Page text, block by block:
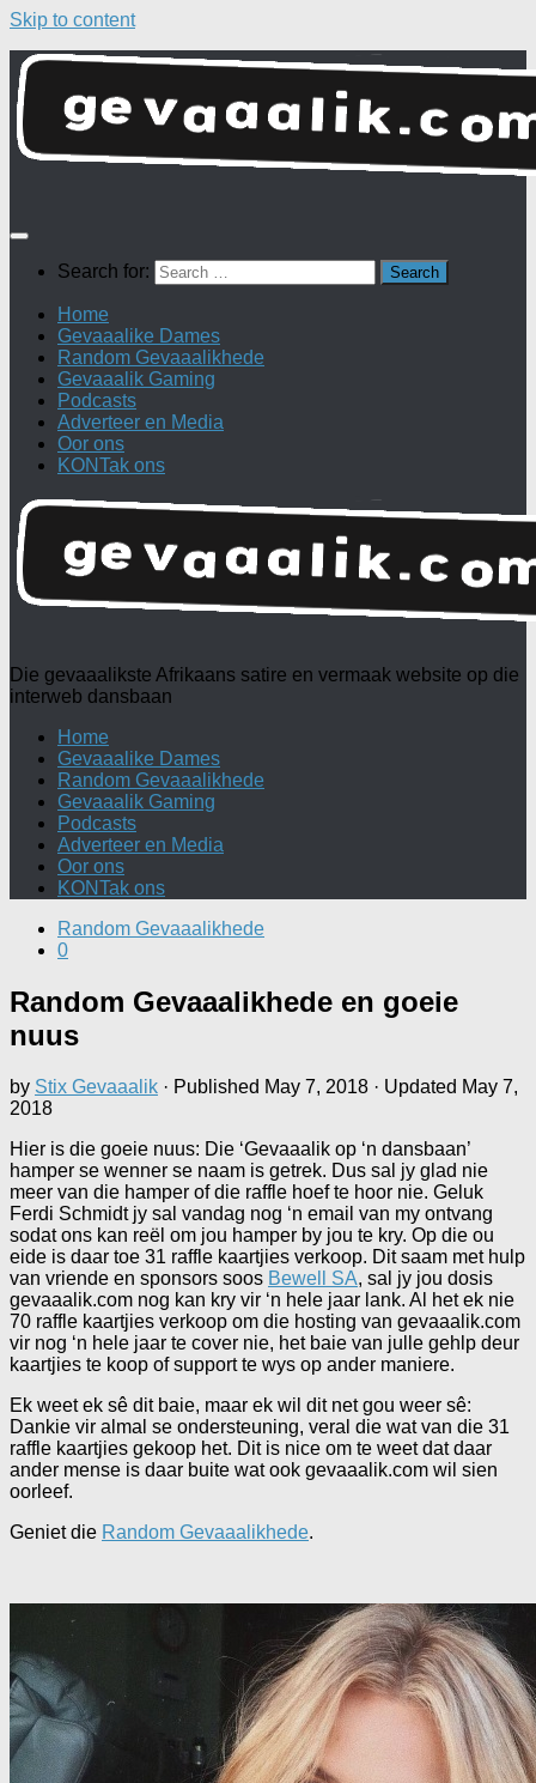
Skip to content
Search for:
Home
Gevaaalike Dames
Random Gevaaalikhede
Gevaaalik Gaming
Podcasts
Adverteer en Media
Oor ons
KONTak ons
Die gevaaalikste Afrikaans satire en vermaak website op die
interweb dansbaan
Home
Gevaaalike Dames
Random Gevaaalikhede
Gevaaalik Gaming
Podcasts
Adverteer en Media
Oor ons
KONTak ons
Random Gevaaalikhede
0
Random Gevaaalikhede en goeie
nuus
by Stix Gevaaalik · Published May 7, 2018 · Updated May 7,
2018
Hier is die goeie nuus: Die ‘Gevaaalik op ‘n dansbaan’
hamper se wenner se naam is getrek. Dus sal jy glad nie
meer van die hamper of die raffle hoef te hoor nie. Geluk
Ferdi Schmidt jy sal vandag nog ‘n email van my ontvang
sodat ons kan reël om jou hamper by jou te kry. Op die ou
eide is daar toe 31 raffle kaartjies verkoop. Dit saam met hulp
van vriende en sponsors soos Bewell SA, sal jy jou dosis
gevaaalik.com nog kan kry vir ‘n hele jaar lank. Al het ek nie
70 raffle kaartjies verkoop om die hosting van gevaaalik.com
vir nog ‘n hele jaar te cover nie, het baie van julle gehlp deur
kaartjies te koop of support te wys op ander maniere.
Ek weet ek sê dit baie, maar ek wil dit net gou weer sê:
Dankie vir almal se ondersteuning, veral die wat van die 31
raffle kaartjies gekoop het. Dit is nice om te weet dat daar
ander mense is daar buite wat ook gevaaalik.com wil sien
oorleef.
Geniet die Random Gevaaalikhede.